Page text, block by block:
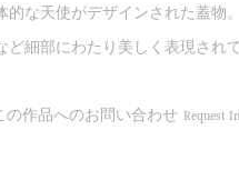
的な天使がデザインされた蓋物。
ど細部にわたり美しく表現されて
の作品へのお問い合わせ Request